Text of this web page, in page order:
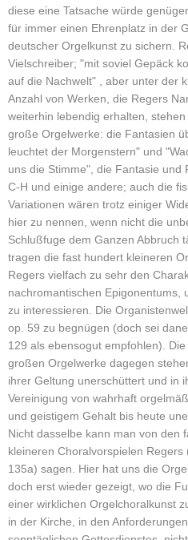
diese eine Tatsache würde
für immer einen Ehrenplatz in der
deutscher Orgelkunst zu sichern.
Vielschreiber; "mit soviel Gepäck
auf die Nachwelt" , aber unter der
Anzahl von Werken, die Regers
weiterhin lebendig erhalten,
große Orgelwerke: die Fantasien
leuchtet der Morgenstern" und
uns die Stimme", die Fantasie und
C-H und einige andere; auch die
Variationen wären trotz einiger
hier zu nennen, wenn nicht die
Schlußfuge dem Ganzen Abbruch
tragen die fast hundert kleineren
Regers vielfach zu sehr den
nachromantischen Epigonentums,
zu interessieren. Die
op. 59 zu begnügen (doch sei
129 als ebensogut empfohlen).
großen Orgelwerke dagegen
ihrer Geltung unerschüttert und in
Vereinigung von wahrhaft
und geistigem Gehalt bis heute
Nicht dasselbe kann man von den
kleineren Choralvorspielen Regers
135a) sagen. Hier hat uns die
doch erst wieder gezeigt, wo die
einer wirklichen Orgelchoralkunst
in der Kirche, in den